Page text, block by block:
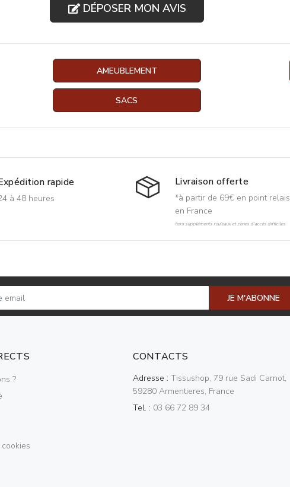
DÉPOSER MON AVIS
AMEUBLEMENT
SACS
rapide
à 48 heures
Livraison offerte
*à partir de 69€ en point relais
en France
hors suppléments rouleaux et zones d'accès difficiles
JE M'ABONNE
?
CONTACTS
Adresse : Tissushop, 79 rue Sadi Carnot,
59280 Armentieres, France
Tel. : 03 66 72 89 34